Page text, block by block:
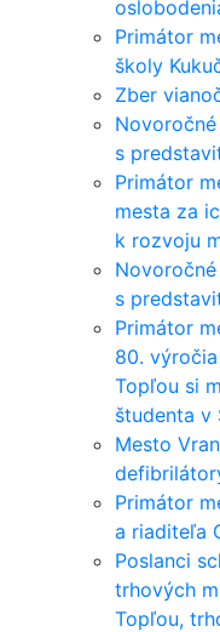
Primátor
školy
Zber
s
Primátor
mesta za
k rozvoju
s
Primátor
80.
Topľou si
študenta v
Mesto
Primátor
a riaditeľa
Poslanci
trhových
Topľou,